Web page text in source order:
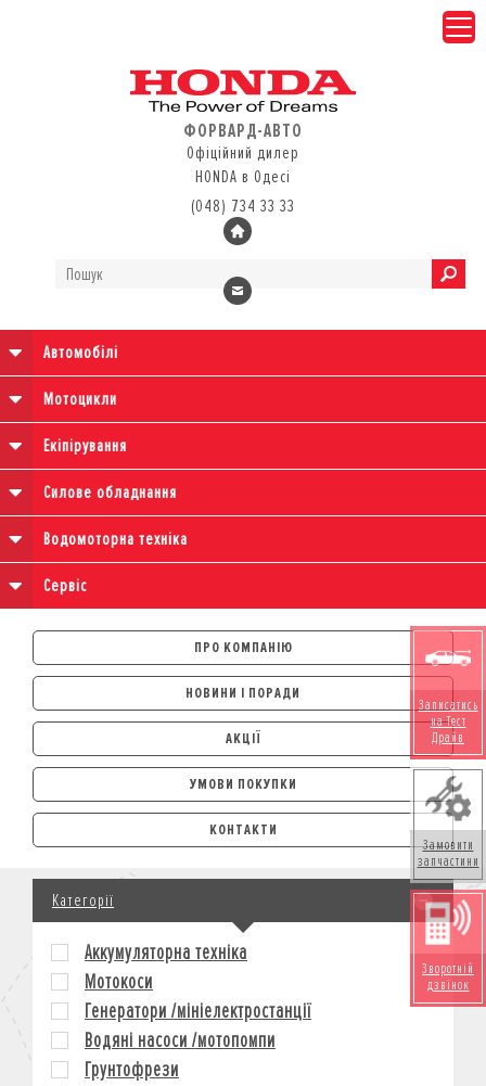
ФОРВАРД-АВТО
Офіційний дилер
HONDA в Одесі
(048) 734 33 33
Автомобілі
Мотоцикли
Екіпірування
Силове обладнання
Водомоторна техніка
Сервіс
ПРО КОМПАНІЮ
НОВИНИ І ПОРАДИ
АКЦІЇ
УМОВИ ПОКУПКИ
АВТОМОБІЛІ
ЛІЗИНГ
КРЕДИТ
СТРАХУВАННЯ
КОРПОРАТИВНИМ КЛІЄНТАМ
МОТОЦИКЛИ
КРЕДИТ
СТРАХУВАННЯ
КОРПОРАТИВНИМ КЛІЄНТАМ
КОНТАКТИ
Записатись
на Тест
Драйв
Замовити
запчастини
Зворотній
дзвінок
Категорії
Аккумуляторна техніка
Мотокоси
Генератори /мініелектростанції
Водяні насоси /мотопомпи
Грунтофрези